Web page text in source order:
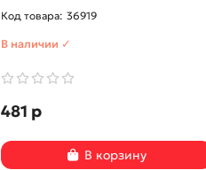
36919
В наличии ✓
481 р
В корзину